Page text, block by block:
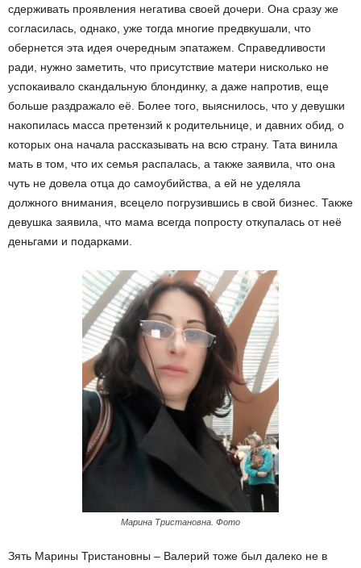
сдерживать проявления негатива своей дочери. Она сразу же
согласилась, однако, уже тогда многие предвкушали, что
обернется эта идея очередным эпатажем. Справедливости
ради, нужно заметить, что присутствие матери нисколько не
успокаивало скандальную блондинку, а даже напротив, еще
больше раздражало её. Более того, выяснилось, что у девушки
накопилась масса претензий к родительнице, и давних обид, о
которых она начала рассказывать на всю страну. Тата винила
мать в том, что их семья распалась, а также заявила, что она
чуть не довела отца до самоубийства, а ей не уделяла
должного внимания, всецело погрузившись в свой бизнес. Также
девушка заявила, что мама всегда попросту откупалась от неё
деньгами и подарками.
Марина Тристановна. Фото
Зять Марины Тристановны – Валерий тоже был далеко не в